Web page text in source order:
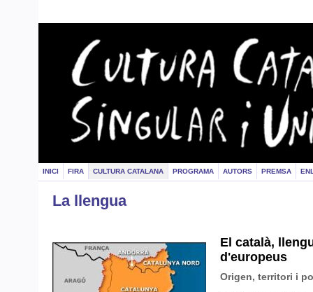
INICI FIRA CULTURA CATALANA PROGRAMA AUTORS PREMSA
La llengua
El català,
d'europeus
Origen, territori i